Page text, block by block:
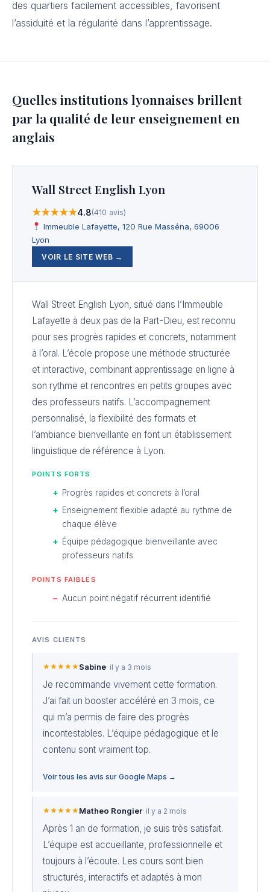
des quartiers facilement accessibles, favorisent
l’assiduité et la régularité dans l’apprentissage.
Quelles institutions lyonnaises brillent
par la qualité de leur enseignement en
anglais
Wall Street English Lyon
★★★★★4.8(410 avis)
Immeuble Lafayette, 120 Rue Masséna, 69006
Lyon
VOIR LE SITE WEB →
Wall Street English Lyon, situé dans l’Immeuble
Lafayette à deux pas de la Part-Dieu, est reconnu
pour ses progrès rapides et concrets, notamment
à l’oral. L’école propose une méthode structurée
et interactive, combinant apprentissage en ligne à
son rythme et rencontres en petits groupes avec
des professeurs natifs. L’accompagnement
personnalisé, la flexibilité des formats et
l’ambiance bienveillante en font un établissement
linguistique de référence à Lyon.
POINTS FORTS
Progrès rapides et concrets à l’oral
Enseignement flexible adapté au rythme de
chaque élève
Équipe pédagogique bienveillante avec
professeurs natifs
POINTS FAIBLES
Aucun point négatif récurrent identifié
AVIS CLIENTS
★★★★★Sabine· il y a 3 mois
Je recommande vivement cette formation.
J’ai fait un booster accéléré en 3 mois, ce
qui m’a permis de faire des progrès
incontestables. L’équipe pédagogique et le
contenu sont vraiment top.
Voir tous les avis sur Google Maps →
★★★★★Matheo Rongier· il y a 2 mois
Après 1 an de formation, je suis très satisfait.
L’équipe est accueillante, professionnelle et
toujours à l’écoute. Les cours sont bien
structurés, interactifs et adaptés à mon